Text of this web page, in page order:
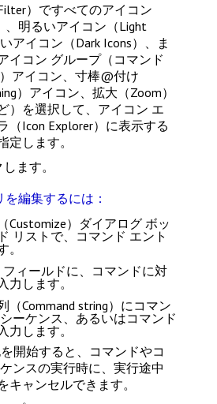
） ですべてのアイコン
明るいアイコン（Light
アイコン（Dark Icons）
、ま
イコン グループ（コマンド
）アイコン、寸棒@付け
）アイコン、拡大（Zoom）
）を選択して、 アイコン エ
（Icon Explorer） に表示する
定します。
ます。
編集するには：
Customize） ダイアログ ボッ
リストで、コマンド エント
。
フィールドに、コマンドに対
力します。
Command string） にコマン
ーケンス、あるいはコマンド
力します。
開始すると、コマンドやコ
ンスの実行時に、実行途中
キャンセルできます。